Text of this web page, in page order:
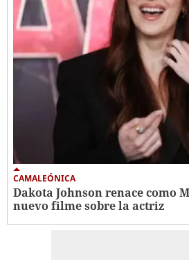
CAMALEÓNICA
Dakota Johnson renace como
nuevo filme sobre la actriz